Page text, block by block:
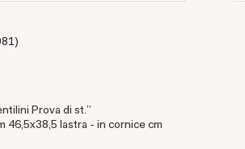
Prova di st."
46,5x38,5 lastra - in cornice cm